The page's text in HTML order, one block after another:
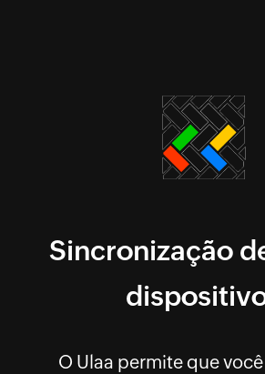
Sincronização
O Ulaa permite que